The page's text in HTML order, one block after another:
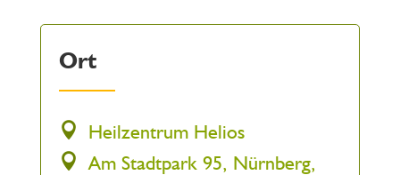
Ort
Heilzentrum Helios
Am Stadtpark 95, Nürnberg,